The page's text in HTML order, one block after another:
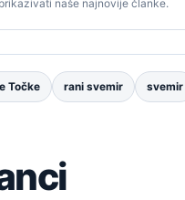
naše najnovije članke.
Točke rani svemir svemir